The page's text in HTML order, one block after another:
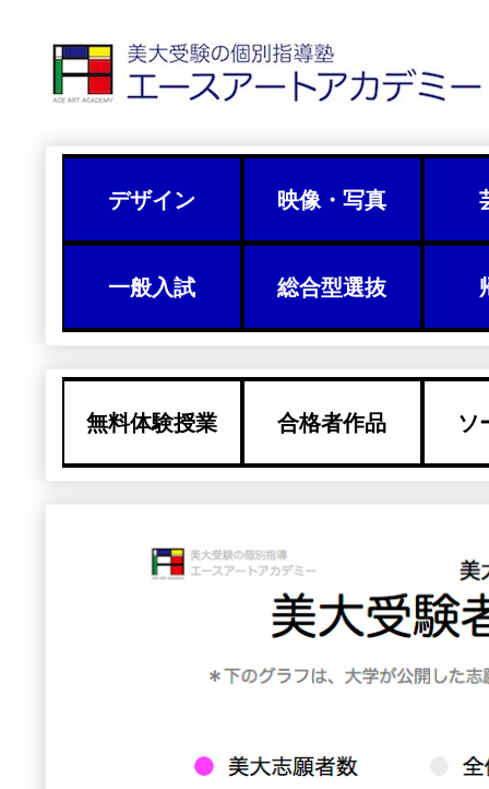
デザイン 映像・写真
一般入試 総合型選抜
無料体験授業 合格者作品 ソ
『特別』にな